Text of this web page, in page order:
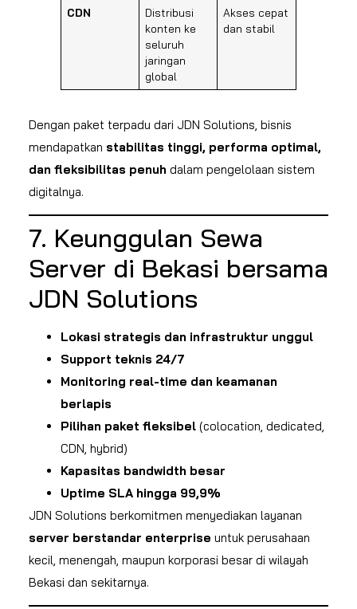
CDN
Distribusi
konten ke
seluruh
jaringan
global
Akses cepat
dan stabil
Dengan paket terpadu dari JDN Solutions, bisnis
mendapatkan stabilitas tinggi, performa optimal,
dan fleksibilitas penuh dalam pengelolaan sistem
digitalnya.
7. Keunggulan Sewa
Server di Bekasi bersama
JDN Solutions
Lokasi strategis dan infrastruktur unggul
Support teknis 24/7
Monitoring real-time dan keamanan
berlapis
Pilihan paket fleksibel(colocation, dedicated,
CDN, hybrid)
Kapasitas bandwidth besar
Uptime SLA hingga 99,9%
JDN Solutions berkomitmen menyediakan layanan
server berstandar enterprise untuk perusahaan
kecil, menengah, maupun korporasi besar di wilayah
Bekasi dan sekitarnya.